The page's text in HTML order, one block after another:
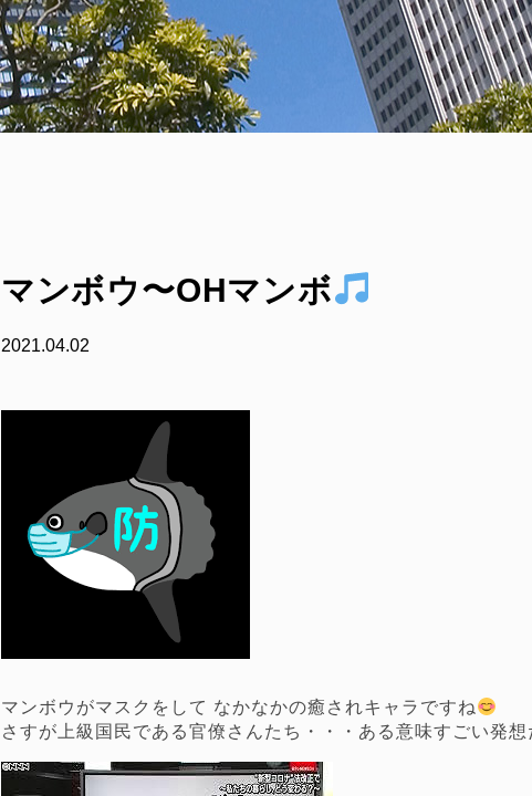
マンボウ〜OHマンボ
2021.04.02
マンボウがマスクをして なかなかの癒されキャラですね
さすが上級国民である官僚さんたち・・・ある意味すごい発想